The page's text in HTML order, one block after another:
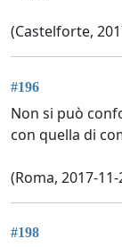
(Castelforte,
#196
Non si può
con quella di
(Roma, 2017-11-
#198